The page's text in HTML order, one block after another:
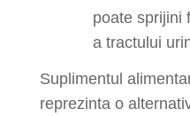
poate sprijini
a tractului
Suplimentul
reprezinta o